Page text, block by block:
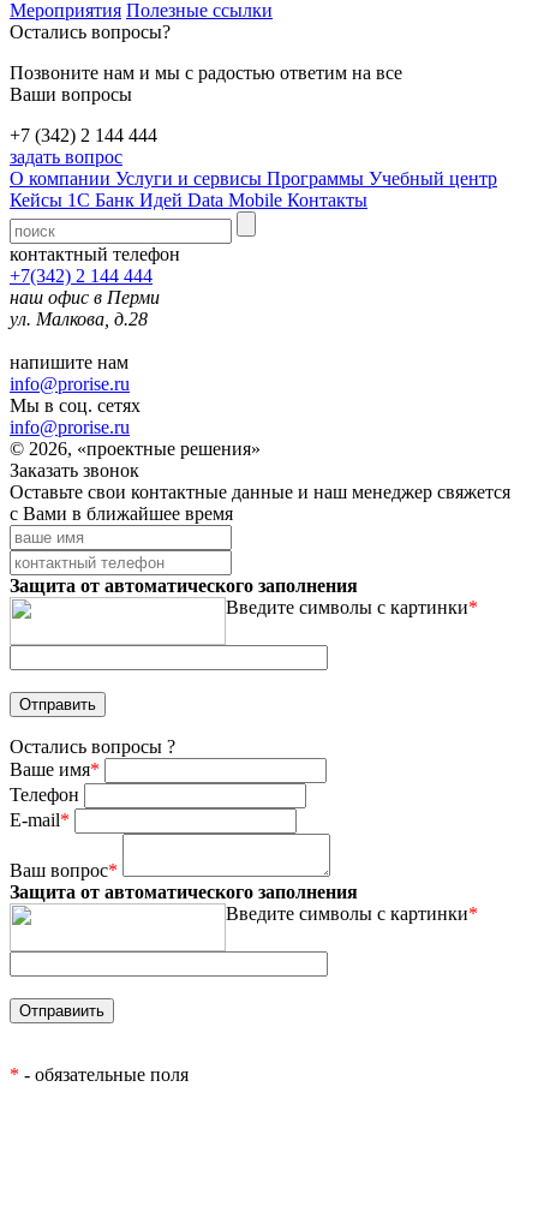
Мероприятия Полезные ссылки
Остались вопросы?
Позвоните нам и мы с радостью ответим на все
Ваши вопросы
+7 (342) 2 144 444
задать вопрос
О компании Услуги и сервисы Программы Учебный центр
Кейсы 1С Банк Идей Data Mobile Контакты
контактный телефон
+7(342) 2 144 444
наш офис в Перми
ул. Малкова, д.28
напишите нам
info@prorise.ru
Мы в соц. сетях
info@prorise.ru
© 2026, «проектные решения»
Заказать звонок
Оставьте свои контактные данные и наш менеджер свяжется
с Вами в ближайшее время
Защита от автоматического заполнения
Введите символы с картинки*
Остались вопросы ?
Ваше имя*
Телефон
E-mail*
Ваш вопрос*
Защита от автоматического заполнения
Введите символы с картинки*
* - обязательные поля